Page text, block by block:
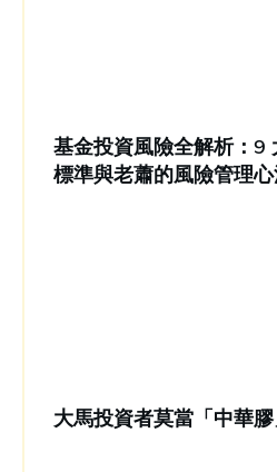
基金投資風險全解析：9
標準與老蕭的風險管理
大馬投資者莫當「中華膠